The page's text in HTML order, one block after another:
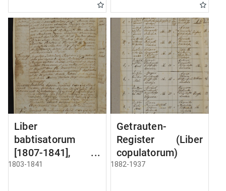
Liber
babtisatorum
[1807-1841],
copulatorum
1803-1841
Getrauten-
Register (Liber
copulatorum)
1882-1937